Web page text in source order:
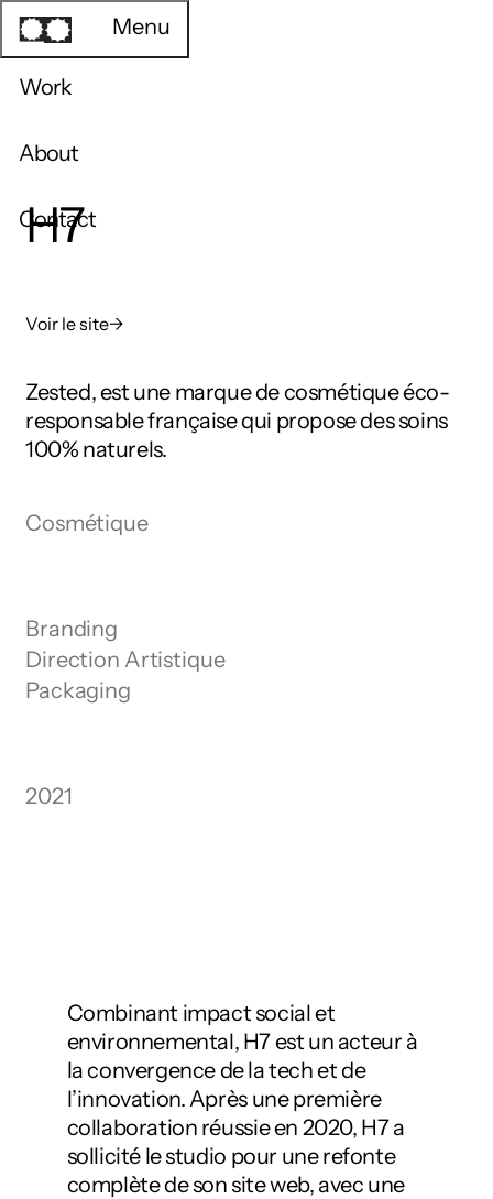
Menu
Work
About
Contact
H7
Voir le site→
Zested, est une marque de cosmétique éco-
responsable française qui propose des soins
100% naturels.
Cosmétique
Branding
Direction Artistique
Packaging
2021
Combinant impact social et
environnemental, H7 est un acteur à
la convergence de la tech et de
l’innovation. Après une première
collaboration réussie en 2020, H7 a
sollicité le studio pour une refonte
complète de son site web, avec une